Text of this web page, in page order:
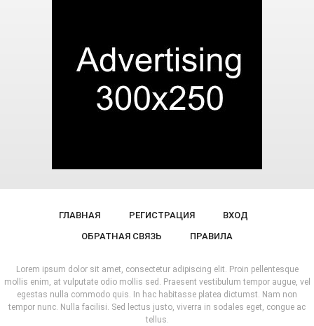
ГЛАВНАЯ РЕГИСТРАЦИЯ
ВХОД
ОБРАТНАЯ СВЯЗЬ
ПРАВИЛА
Lorem ipsum dolor sit amet, consectetur adipiscing elit. Proin pellentesque
mollis enim, at vulputate odio mollis sed. Praesent vestibulum tempor augue, vel
egestas nulla commodo quis. In hac habitasse platea dictumst. Nam non
tempor nunc. Nulla facilisi. Sed lectus justo, viverra in sodales eget, congue ac
tellus.